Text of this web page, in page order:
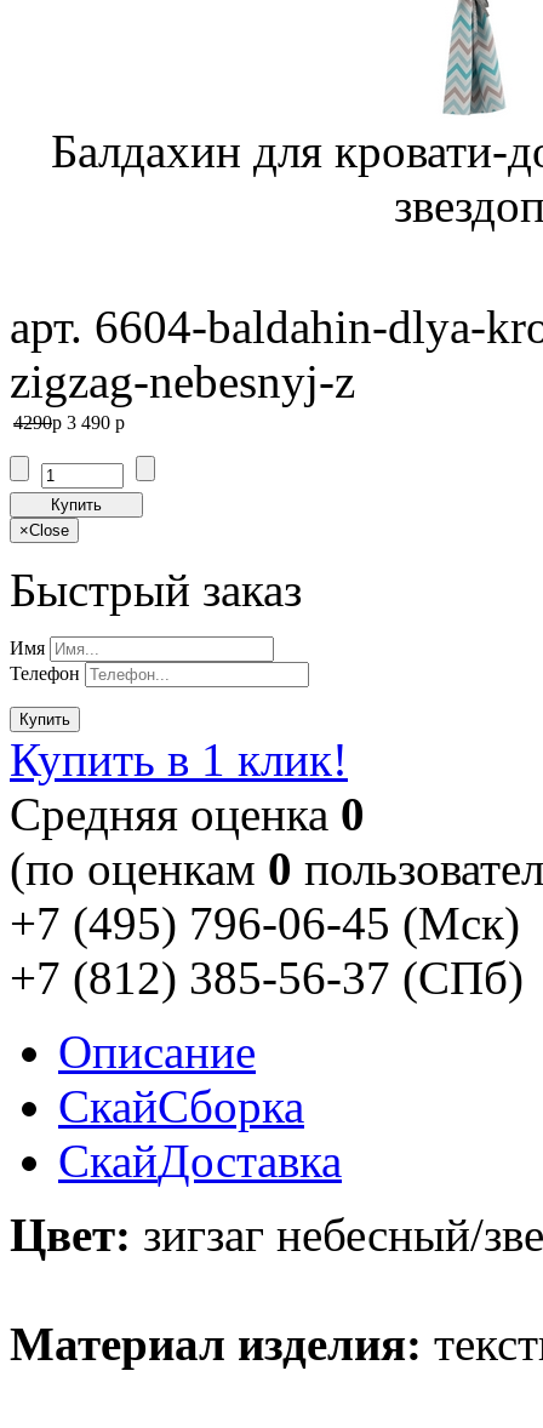
Балдахин для кровати-
арт. 6604-baldahin-dlya-
zigzag-nebesnyj-z
4290p 3 490 p
Купить
×Close
Быстрый заказ
Имя
Телефон
Купить
Купить в 1 клик!
Cредняя оценка 0
(по оценкам 0
+7 (495) 796-06-45 (Мск)
+7 (812) 385-56-37 (СПб)
Описание
СкайСборка
СкайДоставка
Цвет: зигзаг небесный/
Материал изделия: